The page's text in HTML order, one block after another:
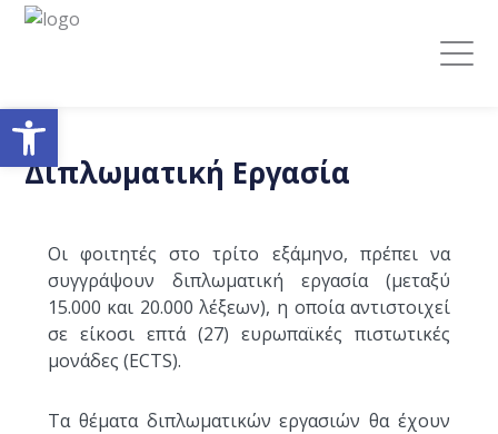
Ανοίξτε τη γραμμή εργαλείων
Διπλωματική Εργασία
Οι φοιτητές στο τρίτο εξάμηνο, πρέπει να
συγγράψουν διπλωματική εργασία (μεταξύ
15.000 και 20.000 λέξεων), η οποία αντιστοιχεί
σε είκοσι επτά (27) ευρωπαϊκές πιστωτικές
μονάδες (ECTS).
Τα θέματα διπλωματικών εργασιών θα έχουν